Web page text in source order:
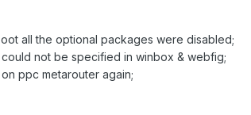
all the optional packages were disabled;
not be specified in winbox & webfig;
ppc metarouter again;